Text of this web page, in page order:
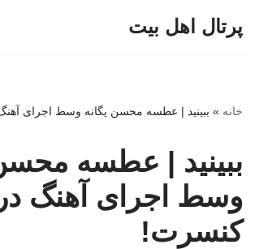
پرتال اهل بیت
خانه » ببینید | عطسه محسن یگانه وسط اجرای
ببینید | عطسه
وسط اجرای آهنگ در
کنسرت!